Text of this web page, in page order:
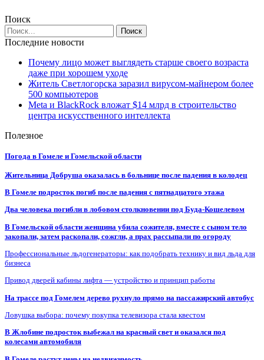
Поиск
Последние новости
Почему лицо может выглядеть старше своего возраста
даже при хорошем уходе
Житель Светлогорска заразил вирусом-майнером более
500 компьютеров
Meta и BlackRock вложат $14 млрд в строительство
центра искусственного интеллекта
Полезное
Погода в Гомеле и Гомельской области
Жительница Добруша оказалась в больнице после падения в колодец
В Гомеле подросток погиб после падения с пятнадцатого этажа
Два человека погибли в лобовом столкновении под Буда-Кошелевом
В Гомельской области женщина убила сожителя, вместе с сыном тело
закопали, затем раскопали, сожгли, а прах рассыпали по огороду
Профессиональные льдогенераторы: как подобрать технику и вид льда для
бизнеса
Привод дверей кабины лифта — устройство и принцип работы
На трассе под Гомелем дерево рухнуло прямо на пассажирский автобус
Ловушка выбора: почему покупка телевизора стала квестом
В Жлобине подросток выбежал на красный свет и оказался под
колесами автомобиля